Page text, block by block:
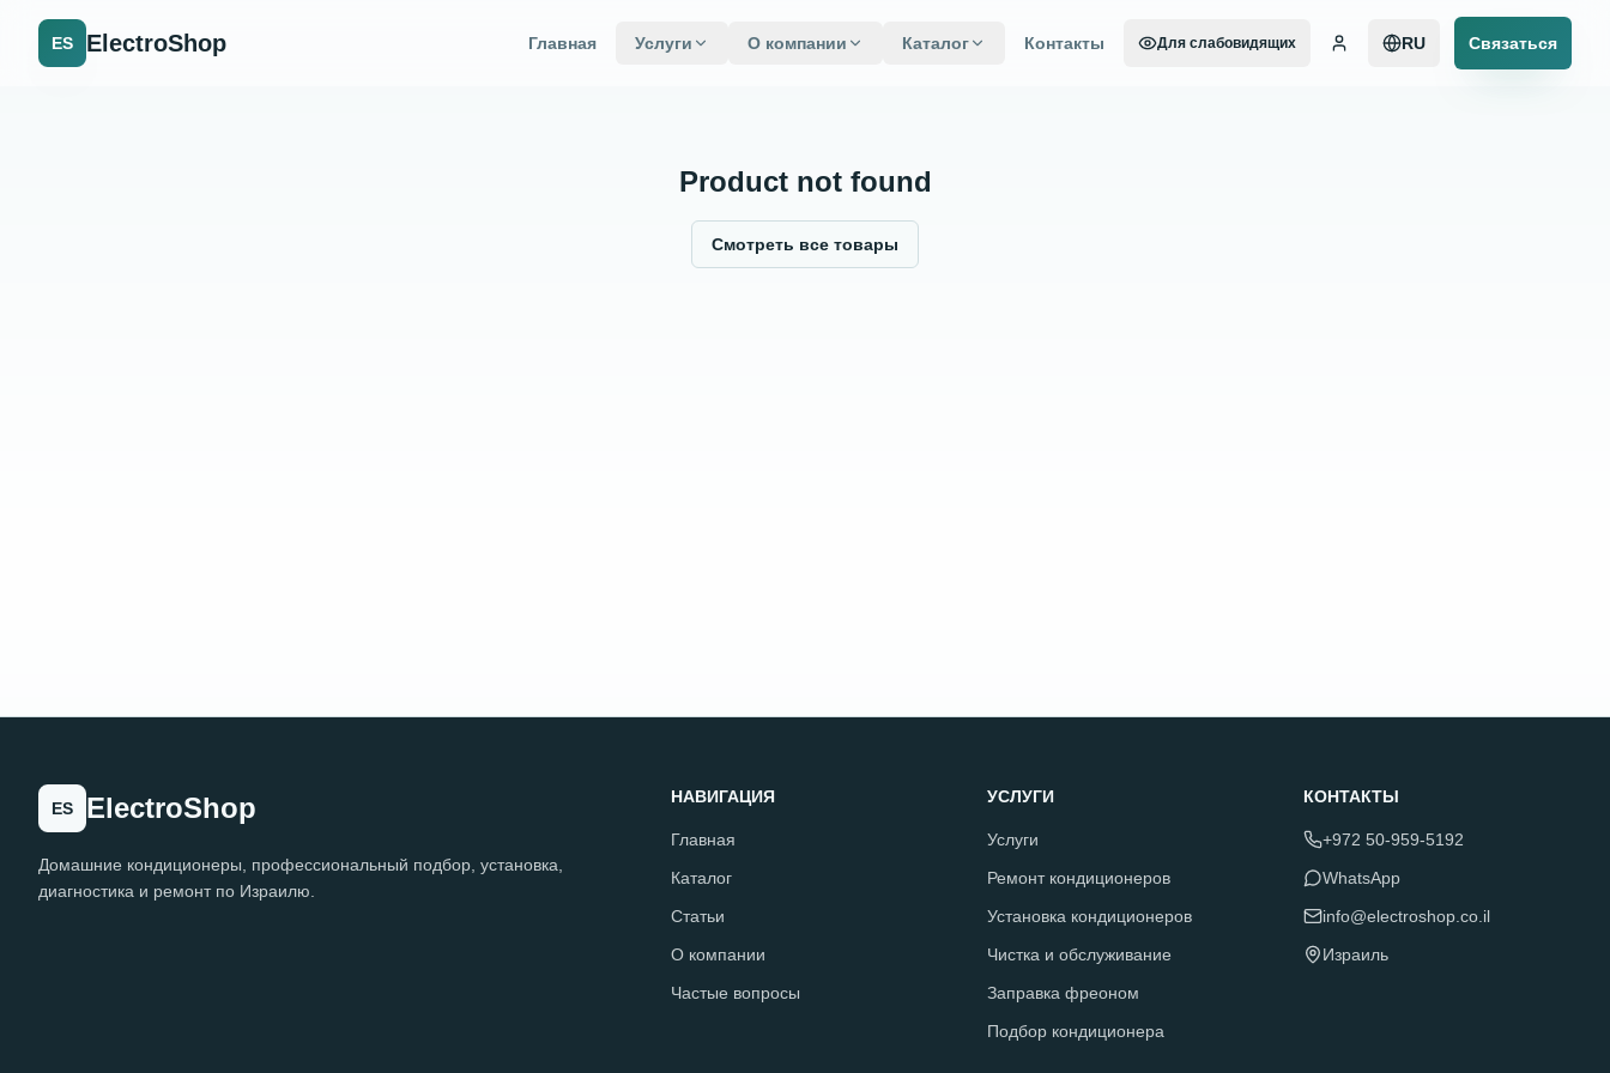
ES ElectroShop Главная Услуги О компании Каталог Контакты Для слабовидящих RU Связаться
Product not found
Смотреть все товары
ES ElectroShop
Домашние кондиционеры, профессиональный подбор, установка,
диагностика и ремонт по Израилю.
НАВИГАЦИЯ
Главная
Каталог
Статьи
О компании
Частые вопросы
УСЛУГИ
Услуги
Ремонт кондиционеров
Установка кондиционеров
Чистка и обслуживание
Заправка фреоном
Подбор кондиционера
КОНТАКТЫ
+972 50-959-5192
WhatsApp
info@electroshop.co.il
Израиль